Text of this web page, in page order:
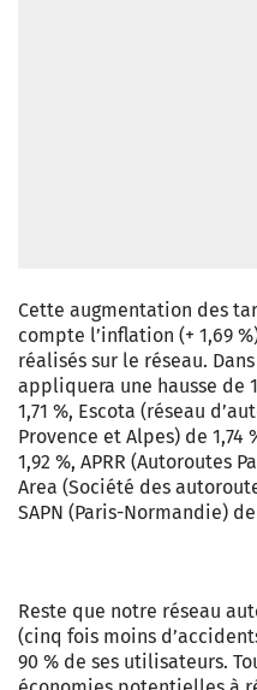
Cette augmentation des
compte l’inflation (+ 1,69
réalisés sur le réseau.
appliquera une hausse de
1,71 %, Escota (réseau
Provence et Alpes) de
1,92 %, APRR (Autoroutes
Area (Société des
SAPN (Paris-Normandie) de
Reste que notre réseau
(cinq fois moins
90 % de ses utilisateurs.